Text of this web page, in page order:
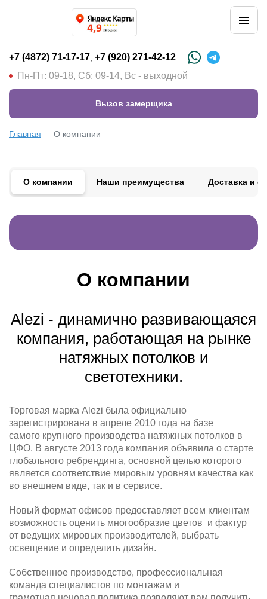
+7 (4872) 71-17-17 +7 (920) 271-42-12
Пн-Пт: 09-18, Сб: 09-14, Вс - выходной
Вызов замерщика
Главная О компании
О компании Наши преимущества Доставка и
О компании
Alezi - динамично развивающаяся
компания, работающая на рынке
натяжных потолков и
светотехники.
Торговая марка Alezi была официально
зарегистрирована в апреле 2010 года на базе
самого крупного производства натяжных потолков в
ЦФО. В августе 2013 года компания объявила о старте
глобального ребрендинга, основной целью которого
является соответствие мировым уровням качества как
во внешнем виде, так и в сервисе.
Новый формат офисов предоставляет всем клиентам
возможность оценить многообразие цветов и фактур
от ведущих мировых производителей, выбрать
освещение и определить дизайн.
Собственное производство, профессиональная
команда специалистов по монтажам и